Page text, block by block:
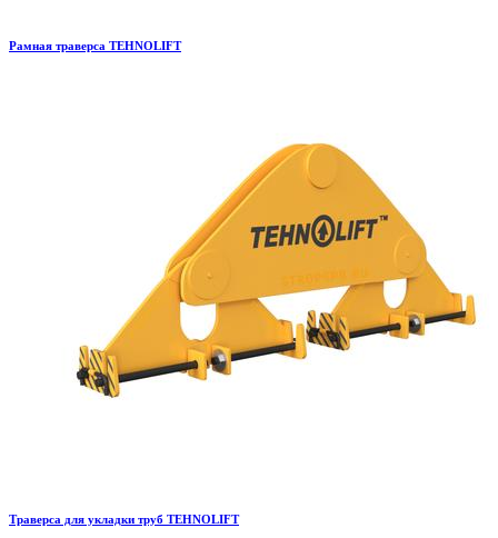
Рамная траверса TEHNOLIFT
Траверса для укладки труб TEHNOLIFT